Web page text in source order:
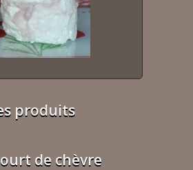
produits
de chèvre